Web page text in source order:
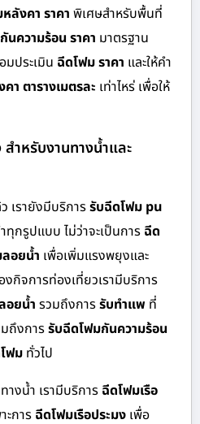
ลังคา ราคา พิเศษสำหรับพื้นที่
นความร้อน ราคา มาตรฐาน
ประเมิน ฉีดโฟม ราคา และให้คำ
า ตารางเมตรละ เท่าไหร่ เพื่อให้
ำหรับงานทางน้ำและ
เรายังมีบริการรับฉีดโฟม pu
กรูปแบบ ไม่ว่าจะเป็นการ ฉีด
อยน้ำ เพื่อเพิ่มแรงพยุงและ
กิจการท่องเที่ยวเรามีบริการ
อยน้ำ รวมถึงการรับทำแพ ที่
ถึงการรับฉีดโฟมกันความร้อน
ฟม ทั่วไป
างน้ำ เรามีบริการ ฉีดโฟมเรือ
ะการ ฉีดโฟมเรือประมง เพื่อ